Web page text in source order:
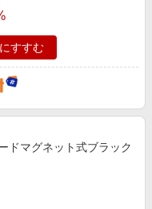
すすむ
ドマグネット式ブラック